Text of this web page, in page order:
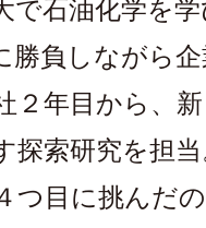
石油化学を
勝負しながら
２年目から、
探索研究を担
つ目に挑んだ